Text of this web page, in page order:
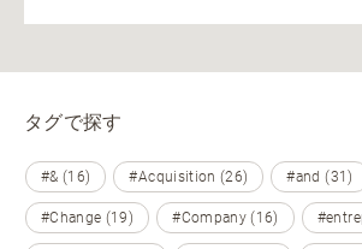
タグで探す
#& (16) #Acquisition (26) #and (31)
#Change (19) #Company (16)